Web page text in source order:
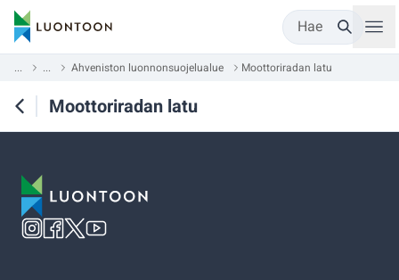
Hae
... ... Ahveniston luonnonsuojelualue Moottoriradan latu
Moottoriradan latu